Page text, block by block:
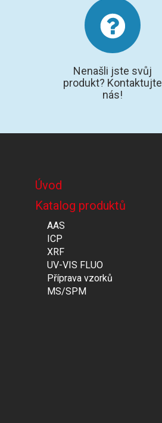
Nenašli jste svůj
produkt? Kontaktujte
nás!
Úvod
Katalog produktů
AAS
ICP
XRF
UV-VIS FLUO
Příprava vzorků
MS/SPM